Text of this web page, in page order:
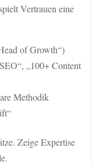
Vertrauen eine
of Growth“)
„100+ Content
Methodik
Zeige Expertise